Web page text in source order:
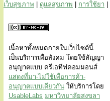
เว็บสุขภาพ ดูแลสุขภาพ การใช้ยา
เนื้อหาทั้งหมดภายในเว็บไซต์นี้
เป็นบริการเพื่อสังคม โดยใช้สัญญา
อนุญาตแบบ ครีเอทีฟคอมมอนส์
แสดงที่มา-ไม่ใช้เพื่อการค้า-
อนุญาตแบบเดียวกัน ให้บริการโดย
UsableLabs มหาวิทยาลัยสงขลา